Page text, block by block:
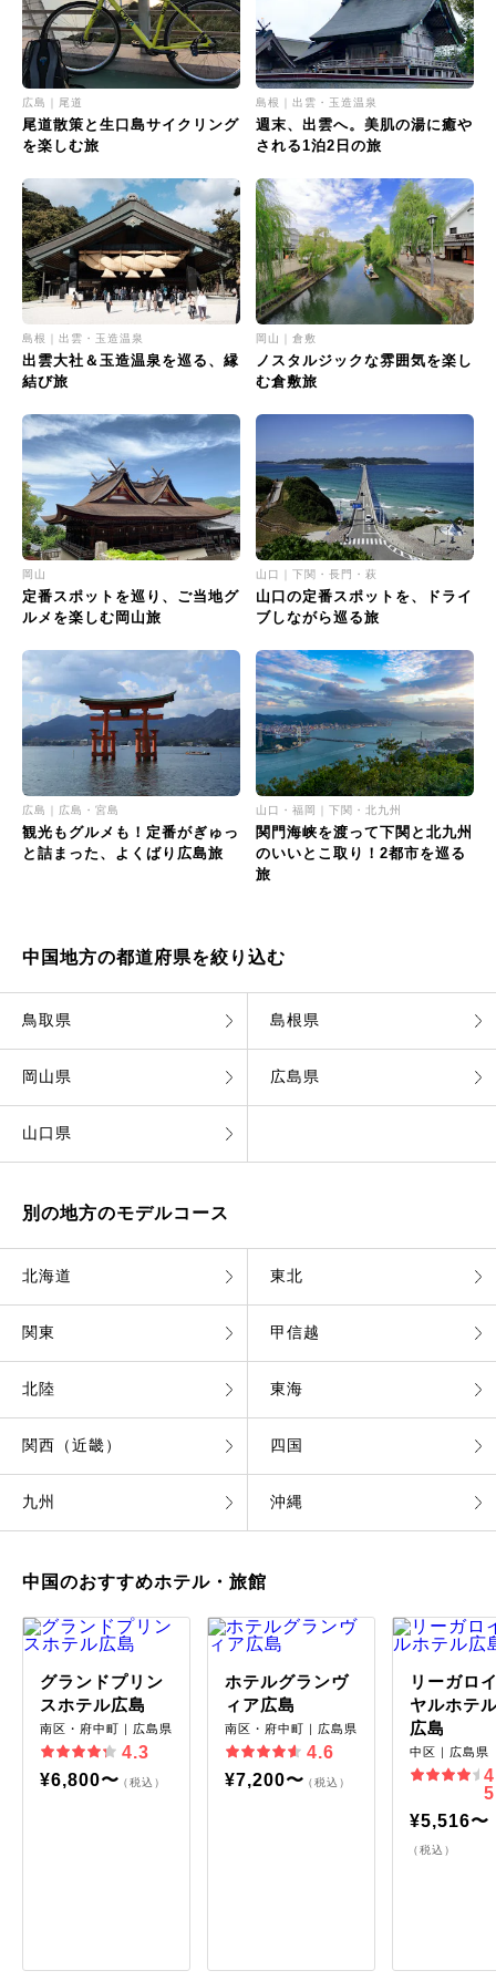
広島｜尾道
尾道散策と生口島サイクリング
を楽しむ旅
島根｜出雲・玉造温泉
週末、出雲へ。美肌の湯に癒や
される1泊2日の旅
島根｜出雲・玉造温泉
出雲大社＆玉造温泉を巡る、縁
結び旅
岡山｜倉敷
ノスタルジックな雰囲気を楽し
む倉敷旅
岡山
定番スポットを巡り、ご当地グ
ルメを楽しむ岡山旅
山口｜下関・長門・萩
山口の定番スポットを、ドライ
ブしながら巡る旅
広島｜広島・宮島
観光もグルメも！定番がぎゅっ
と詰まった、よくばり広島旅
山口・福岡｜下関・北九州
関門海峡を渡って下関と北九州
のいいとこ取り！2都市を巡る
旅
中国地方の都道府県を絞り込む
鳥取県 島根県
岡山県 広島県
山口県
別の地方のモデルコース
北海道 東北
関東 甲信越
北陸 東海
関西（近畿） 四国
九州 沖縄
中国のおすすめホテル・旅館
グランドプリン
スホテル広島
南区・府中町｜広島県
4.3
¥6,800〜（税込）
ホテルグランヴ
ィア広島
南区・府中町｜広島県
4.6
¥7,200〜（税込）
リーガロ
ヤルホテ
広島
中区｜広島県
5
¥5,516〜
（税込）